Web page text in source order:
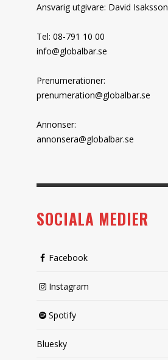
Ansvarig utgivare: David Isaksson
Tel: 08-791 10 00
info@globalbar.se
Prenumerationer:
prenumeration@globalbar.se
Annonser:
annonsera@globalbar.se
SOCIALA MEDIER
Facebook
Instagram
Spotify
Bluesky